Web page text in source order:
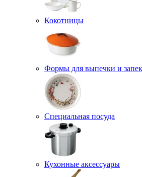
Кокотницы
Формы для выпечки и
Специальная посуда
Кухонные аксессуары